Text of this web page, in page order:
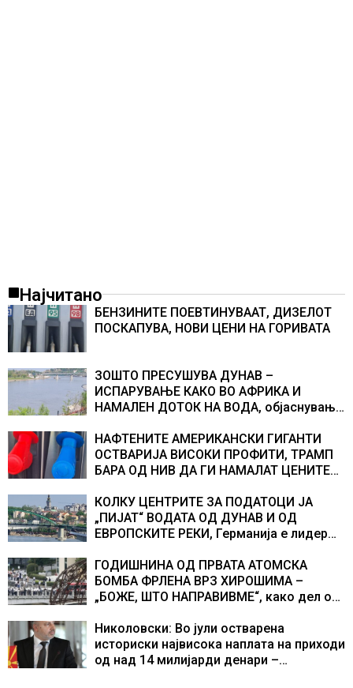
Најчитано
БЕНЗИНИТЕ ПОЕВТИНУВААТ, ДИЗЕЛОТ
ПОСКАПУВА, НОВИ ЦЕНИ НА ГОРИВАТА
ЗОШТО ПРЕСУШУВА ДУНАВ –
ИСПАРУВАЊЕ КАКО ВО АФРИКА И
НАМАЛЕН ДОТОК НА ВОДА, објаснување
НАФТЕНИТЕ АМЕРИКАНСКИ ГИГАНТИ
ОСТВАРИЈА ВИСОКИ ПРОФИТИ, ТРАМП
БАРА ОД НИВ ДА ГИ НАМАЛАТ ЦЕНИТЕ
КОЛКУ ЦЕНТРИТЕ ЗА ПОДАТОЦИ ЈА
„ПИЈАТ“ ВОДАТА ОД ДУНАВ И ОД
ЕВРОПСКИТЕ РЕКИ, Германија е лидер
центри за податоци
ГОДИШНИНА ОД ПРВАТА АТОМСКА
БОМБА ФРЛЕНА ВРЗ ХИРОШИМА –
„БОЖЕ, ШТО НАПРАВИВМЕ“, како дел од
учесниците во бомбардирањето го
доживуваа овој настан што го промени
текот на историјата
Николовски: Во јули остварена
историски највисока наплата на приходи
од над 14 милијарди денари –